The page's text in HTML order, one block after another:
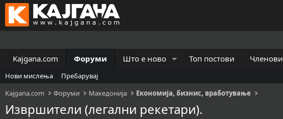
Kajgana.com Форуми Што е ново Топ постови Членови
Нови мислења
Пребарувај
Kajgana.com
Форуми Македонија Економија, бизнис, вработување
Извршители (легални рекетари).